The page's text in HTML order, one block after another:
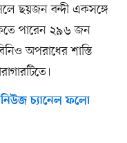
ছয়জন বন্দী একসঙ্গে
পারেন ২৯৬ জন
অপরাধের শাস্তি
চ্যানেল ফলো